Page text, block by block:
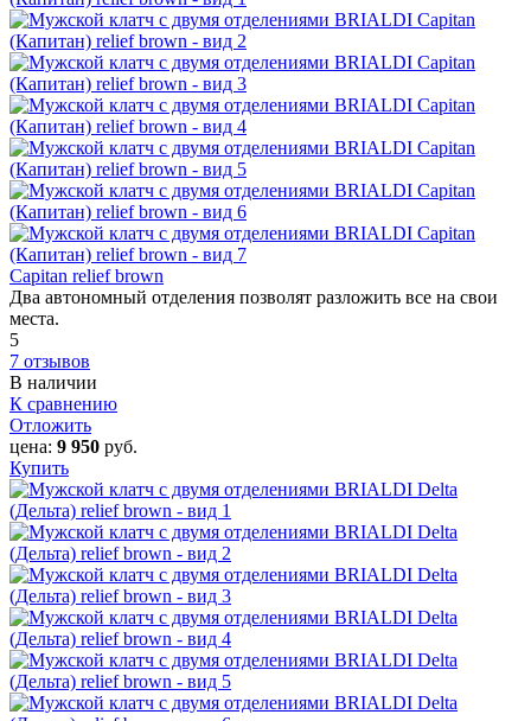
Capitan relief brown
Два автономный отделения позволят разложить все на свои
места.
5
7 отзывов
В наличии
К сравнению
Отложить
цена: 9 950 руб.
Купить